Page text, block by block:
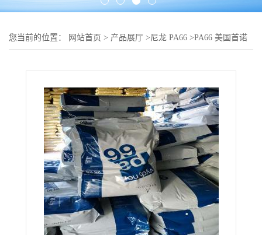
您当前的位置： 网站首页 > 产品展厅 >尼龙 PA66 >PA66 美国首诺